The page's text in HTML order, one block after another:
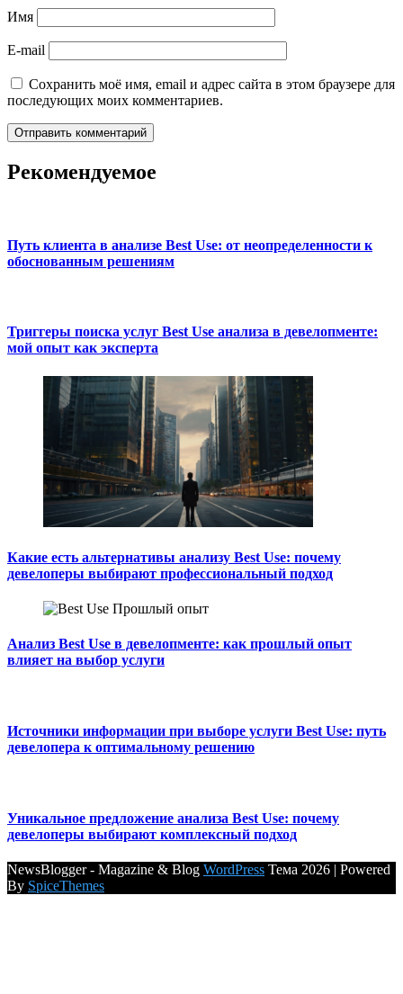
Имя
E-mail
Сохранить моё имя, email и адрес сайта в этом браузере для
последующих моих комментариев.
Рекомендуемое
Путь клиента в анализе Best Use: от неопределенности к
обоснованным решениям
Триггеры поиска услуг Best Use анализа в девелопменте:
мой опыт как эксперта
Какие есть альтернативы анализу Best Use: почему
девелоперы выбирают профессиональный подход
Анализ Best Use в девелопменте: как прошлый опыт
влияет на выбор услуги
Источники информации при выборе услуги Best Use: путь
девелопера к оптимальному решению
Уникальное предложение анализа Best Use: почему
девелоперы выбирают комплексный подход
NewsBlogger - Magazine & Blog WordPress Тема 2026 | Powered
By SpiceThemes